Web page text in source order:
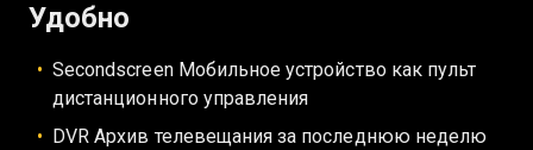
Удобно
Secondscreen Мобильное устройство как пульт
дистанционного управления
DVR Архив телевещания за последнюю неделю